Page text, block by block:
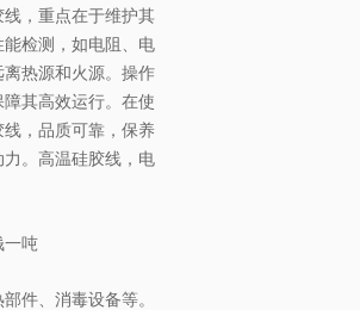
，重点在于维护其
检测，如电阻、电
热源和火源。操作
其高效运行。在使
，品质可靠，保养
。高温硅胶线，电
一吨
件、消毒设备等。